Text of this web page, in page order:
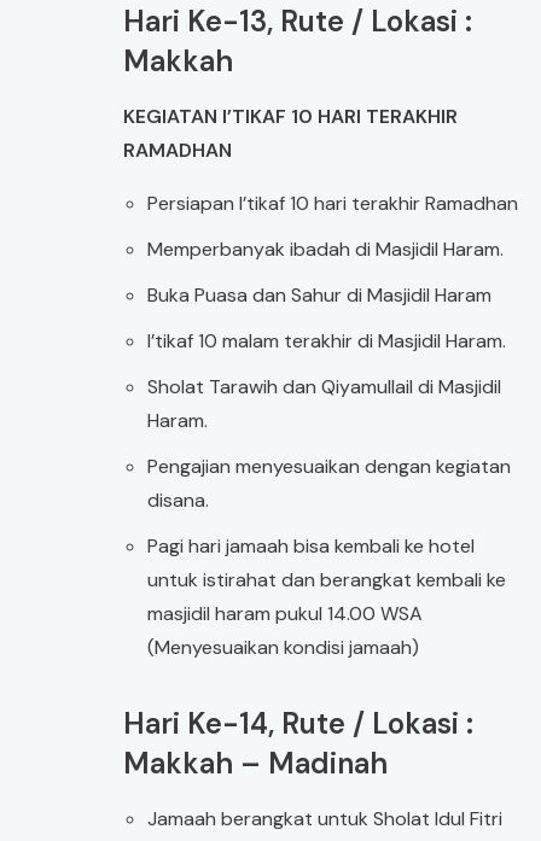
Hari Ke-13, Rute / Lokasi :
Makkah
KEGIATAN I’TIKAF 10 HARI TERAKHIR
RAMADHAN
Persiapan I’tikaf 10 hari terakhir Ramadhan
Memperbanyak ibadah di Masjidil Haram.
Buka Puasa dan Sahur di Masjidil Haram
I’tikaf 10 malam terakhir di Masjidil Haram.
Sholat Tarawih dan Qiyamullail di Masjidil
Haram.
Pengajian menyesuaikan dengan kegiatan
disana.
Pagi hari jamaah bisa kembali ke hotel
untuk istirahat dan berangkat kembali ke
masjidil haram pukul 14.00 WSA
(Menyesuaikan kondisi jamaah)
Hari Ke-14, Rute / Lokasi :
Makkah – Madinah
Jamaah berangkat untuk Sholat Idul Fitri